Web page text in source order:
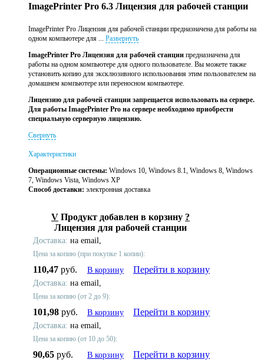
ImagePrinter Pro 6.3 Лицензия для рабочей станции
ImagePrinter Pro Лицензия для рабочей станции предназначена для работы на
одном компьютере для ... Развернуть
ImagePrinter Pro Лицензия для рабочей станции предназначена для
работы на одном компьютере для одного пользователе. Вы можете также
установить копию для эксклюзивного использования этим пользователем на
домашнем компьютере или переносном компьютере.
Лицензию для рабочей станции запрещается использовать на сервере.
Для работы ImagePrinter Pro на сервере необходимо приобрести
специальную серверную лицензию.
Свернуть
Характеристики
Операционные системы: Windows 10, Windows 8.1, Windows 8, Windows
7, Windows Vista, Windows XP
Способ доставки: электронная доставка
V Продукт добавлен в корзину ?
Лицензия для рабочей станции
Доставка: на email,
Цена за копию (при покупке 1 копии):
110,47 руб. В корзину Перейти в корзину
Доставка: на email,
Цена за копию (от 2 до 9):
101,98 руб. В корзину Перейти в корзину
Доставка: на email,
Цена за копию (от 10 до 50):
90,65 руб. В корзину Перейти в корзину